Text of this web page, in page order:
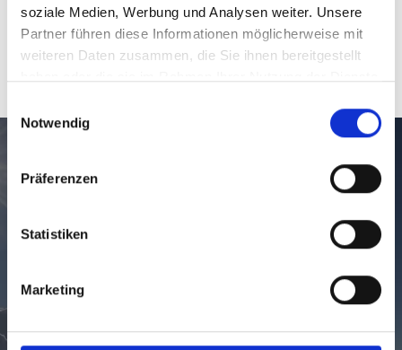
soziale Medien, Werbung und Analysen weiter. Unsere
Partner führen diese Informationen möglicherweise mit
weiteren Daten zusammen, die Sie ihnen bereitgestellt
Notwendig
Präferenzen
Statistiken
Marketing
WEITERE SKITOUREN IM VINSCHGAU AUF
Das Skitourenwetter im Feriengebiet
Latsch-Martell im Vinschgau